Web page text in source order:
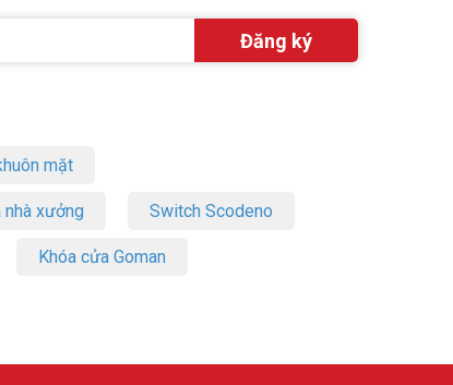
mặt
xưởng Switch Scodeno
Khóa cửa Goman